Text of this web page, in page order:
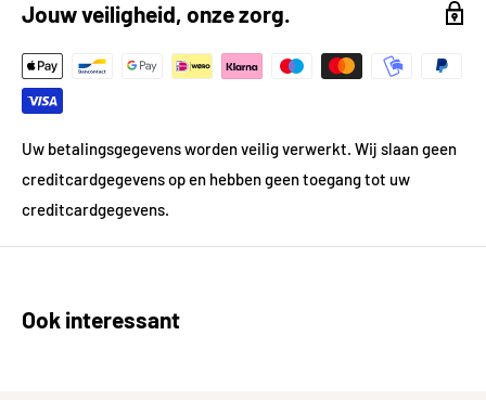
Jouw veiligheid, onze zorg.
Uw betalingsgegevens worden veilig verwerkt. Wij slaan geen
creditcardgegevens op en hebben geen toegang tot uw
creditcardgegevens.
Ook interessant